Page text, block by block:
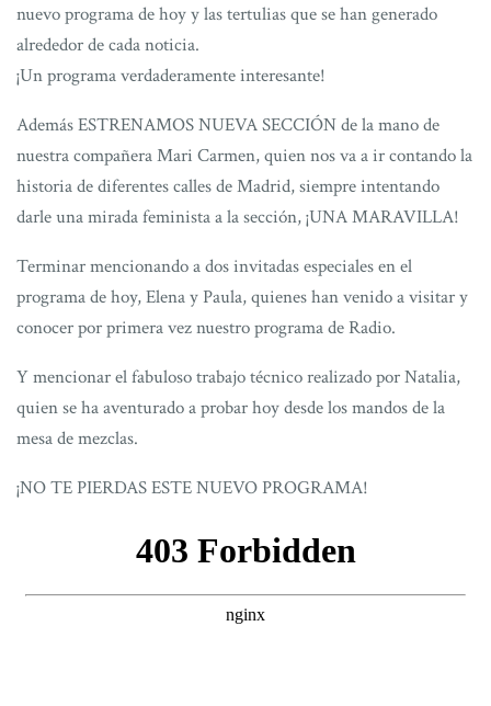
nuevo programa de hoy y las tertulias que se han generado
alrededor de cada noticia.
¡Un programa verdaderamente interesante!
Además ESTRENAMOS NUEVA SECCIÓN de la mano de
nuestra compañera Mari Carmen, quien nos va a ir contando la
historia de diferentes calles de Madrid, siempre intentando
darle una mirada feminista a la sección, ¡UNA MARAVILLA!
Terminar mencionando a dos invitadas especiales en el
programa de hoy, Elena y Paula, quienes han venido a visitar y
conocer por primera vez nuestro programa de Radio.
Y mencionar el fabuloso trabajo técnico realizado por Natalia,
quien se ha aventurado a probar hoy desde los mandos de la
mesa de mezclas.
¡NO TE PIERDAS ESTE NUEVO PROGRAMA!